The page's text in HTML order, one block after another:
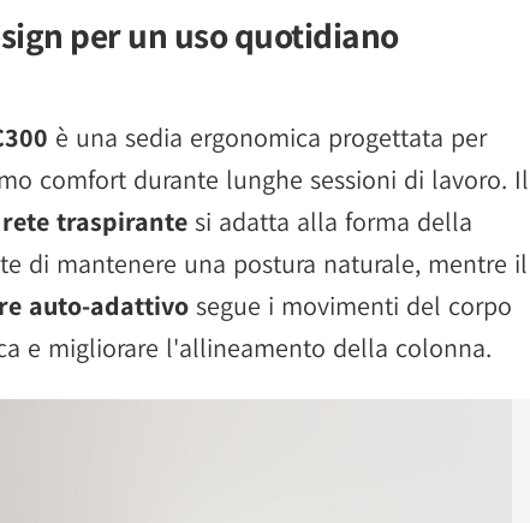
per un uso quotidiano
è una sedia ergonomica progettata per
comfort durante lunghe sessioni di lavoro. Il
traspirante si adatta alla forma della
di mantenere una postura naturale, mentre il
auto-adattivo segue i movimenti del corpo
e migliorare l'allineamento della colonna.